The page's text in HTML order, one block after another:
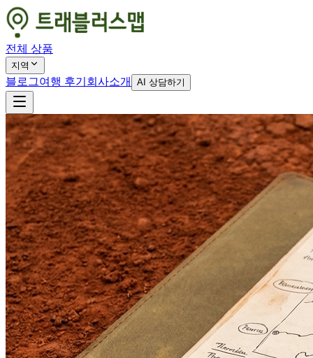
전체 상품
지역
블로그여행 후기 회사소개 AI 상담하기